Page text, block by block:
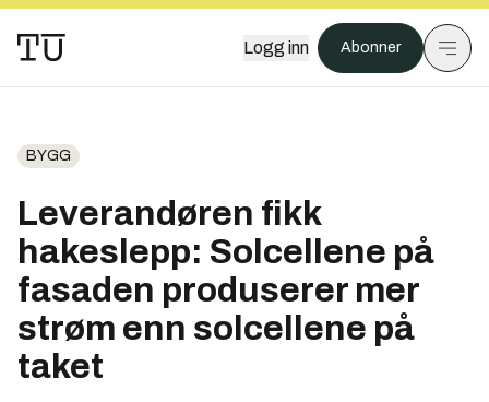
Logg inn Abonner
BYGG
Leverandøren fikk
hakeslepp: Solcellene på
fasaden produserer mer
strøm enn solcellene på
taket